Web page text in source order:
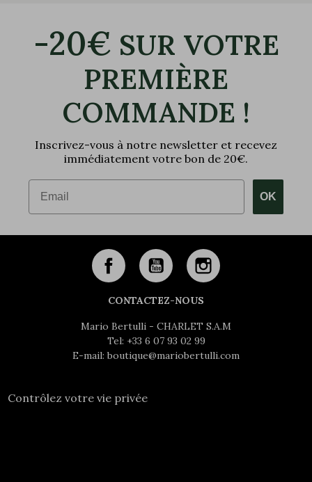
-20€ SUR VOTRE
PREMIÈRE
COMMANDE !
Inscrivez-vous à notre newsletter et recevez
immédiatement votre bon de 20€.
Email
OK
CONTACTEZ-NOUS
Mario Bertulli - CHARLET S.A.M
Tel: +33 6 07 93 02 99
E-mail: boutique@mariobertulli.com
Contrôlez votre vie privée